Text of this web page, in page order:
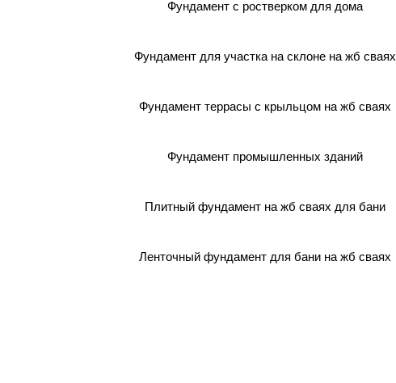
Фундамент с ростверком для дома
Фундамент для участка на склоне на жб сваях
Фундамент террасы с крыльцом на жб сваях
Фундамент промышленных зданий
Плитный фундамент на жб сваях для бани
Ленточный фундамент для бани на жб сваях